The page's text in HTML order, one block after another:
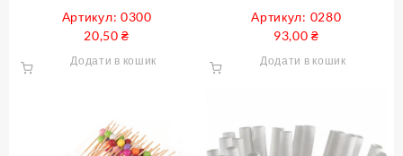
Артикул: 0300
20,50₴
Додати в кошик
Артикул: 0280
93,00₴
Додати в кошик